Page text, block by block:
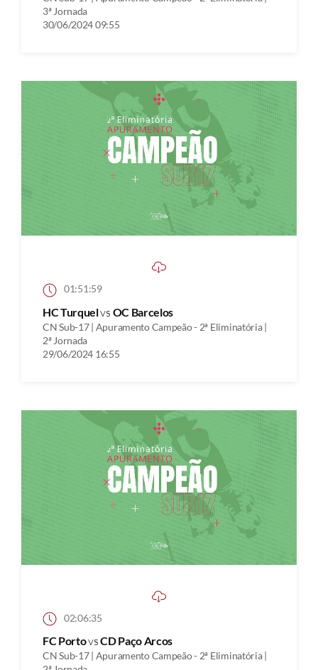
3ª Jornada
30/06/2024 09:55
01:51:59
HC Turquelvs OC Barcelos
CN Sub-17 | Apuramento Campeão - 2ª Eliminatória |
2ª Jornada
29/06/2024 16:55
02:06:35
FC PortovsCD Paço Arcos
CN Sub-17 | Apuramento Campeão - 2ª Eliminatória |